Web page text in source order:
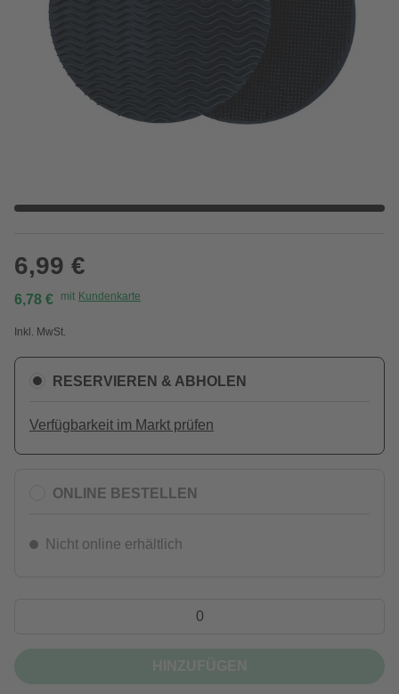
6,99 €
6,78 € mit Kundenkarte
Inkl. MwSt.
RESERVIEREN & ABHOLEN
Verfügbarkeit im Markt prüfen
ONLINE BESTELLEN
Nicht online erhältlich